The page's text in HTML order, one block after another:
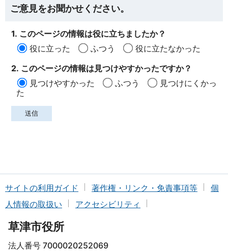
ご意見をお聞かせください。
1. このページの情報は役に立ちましたか？
役に立った
ふつう
役に立たなかった
2. このページの情報は見つけやすかったですか？
見つけやすかった
ふつう
見つけにくかっ
た
サイトの利用ガイド 著作権・リンク・免責事項等
個
人情報の取扱い
アクセシビリティ
草津市役所
法人番号 7000020252069